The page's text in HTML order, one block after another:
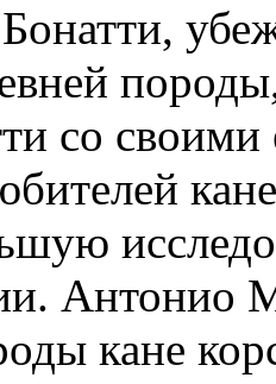
со
Антонио
кане